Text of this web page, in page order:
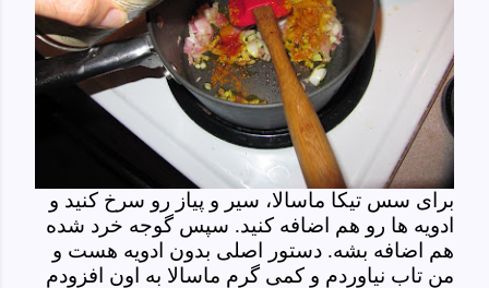
برای سس تیکا ماسالا، سیر و پیاز رو سرخ کنید و
ادویه ها رو هم اضافه کنید. سپس گوجه خرد شده
هم اضافه بشه. دستور اصلی بدون ادویه هست و
من تاب نیاوردم و کمی گرم ماسالا به اون افزودم